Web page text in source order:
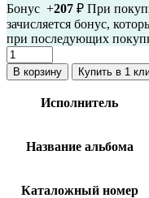
Бонус +207 ₽ При
зачисляется бонус,
при последующих
Количество
товара
Dinosaur
(фиолетово-
зеленый
В корзину Купить в 1
Исполнитель
Название альбома
Каталожный номер